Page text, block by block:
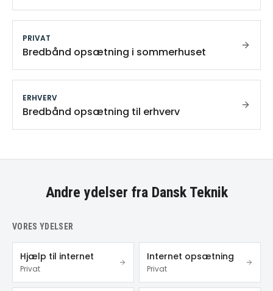
PRIVAT
Bredbånd opsætning i sommerhuset
ERHVERV
Bredbånd opsætning til erhverv
Andre ydelser fra Dansk Teknik
VORES YDELSER
Hjælp til internet
Privat
Internet opsætning
Privat